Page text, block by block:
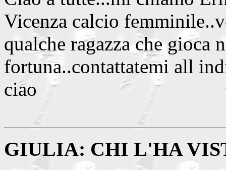
Vicenza calcio
qualche ragazza che gioca
fortuna..contattatemi all
ciao
GIULIA: CHI L'HA